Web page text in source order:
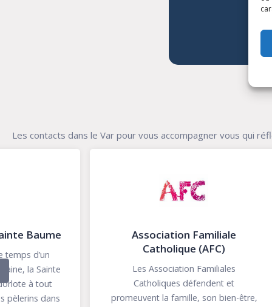
Les contacts dans le Var pour vous accompagner vous qui
Association Familiale
Catholique (AFC)
Les Association Familiales
Catholiques défendent et
promeuvent la famille, son bien-être,
bases